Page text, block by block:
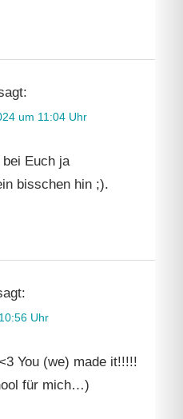
um 11:04 Uhr
Euch ja
bisschen hin ;).
Uhr
You (we) made it!!!!!
für mich…)